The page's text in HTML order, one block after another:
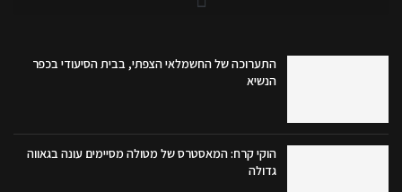
התערוכה של החשמלאי הצפתי, בבית הסיעודי בכפר
הנשיא
הוקי קרח: המאסטרס של מטולה מסיימים עונה בגאווה
גדולה